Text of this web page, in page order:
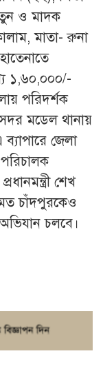
ও মাদক
মাতা- রুনা
১,৬০,০০০/-
পরিদর্শক
মডেল থানায়
জেলা
পরিচালক
শেখ
মত চাঁদপুরকেও
চলবে।